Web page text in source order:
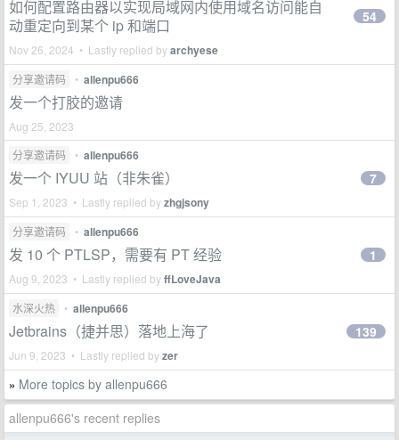
如何配置路由器以实现局域网内使用域名访问能自
动重定向到某个 ip 和端口
Nov 26, 2024 • Lastly replied byarchyese
54
分享邀请码 • allenpu666
发一个打胶的邀请
Aug 25, 2023
分享邀请码
• allenpu666
发一个 IYUU 站（非朱雀）
Sep 1, 2023 • Lastly replied byzhgjsony
7
分享邀请码 • allenpu666
发 10 个 PTLSP，需要有 PT 经验
Aug 9, 2023 • Lastly replied byffLoveJava
1
水深火热 • allenpu666
Jetbrains（捷并思）落地上海了
Jun 9, 2023 • Lastly replied byzer
139
» More topics by allenpu666
allenpu666's recent replies